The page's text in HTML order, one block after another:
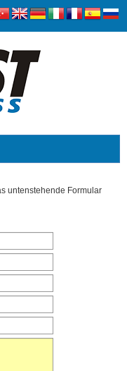
untenstehende Formular